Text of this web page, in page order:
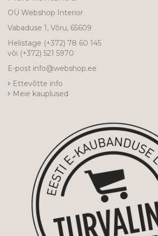
OÜ Webshop Interior
Vabaduse 1, Võru, 65609
Helistage (+372) 78 60 145
või (+372) 521 5970
E-post info@webshop.ee
Ettevõtte info
Meie kauplused